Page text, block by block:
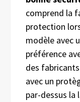
comprend la
protection
modèle avec
préférence
des
avec un
par-dessus la